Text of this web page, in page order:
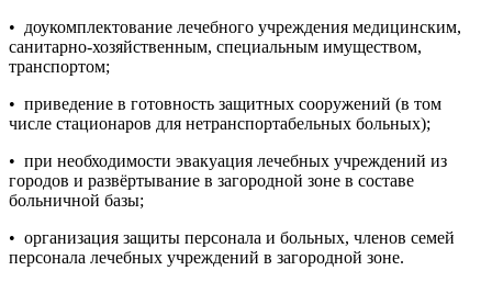
• доукомплектование лечебного учреждения медицинским,
санитарно-хозяйственным, специальным имуществом,
транспортом;
• приведение в готовность защитных сооружений (в том
числе стационаров для нетранспортабельных больных);
• при необходимости эвакуация лечебных учреждений из
городов и развёртывание в загородной зоне в составе
больничной базы;
• организация защиты персонала и больных, членов семей
персонала лечебных учреждений в загородной зоне.